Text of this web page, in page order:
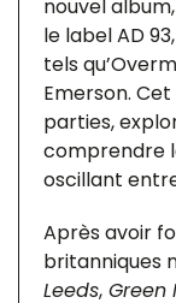
nouvel
le label AD
tels
Emerson.
parties,
comprendre
oscillant
Après avoir
britanniques
Leeds, Green